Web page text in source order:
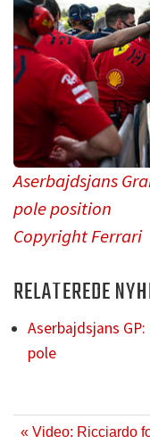
Aserbajdsjans
pole position
Copyright Ferrari
RELATEREDE
Aserbajdsjans
pole
« Video: Ricciardo